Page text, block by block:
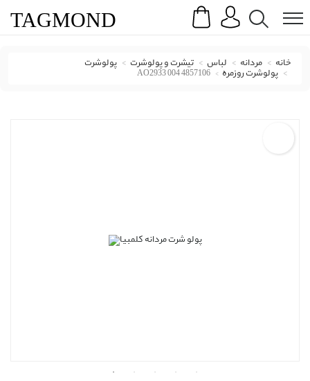
Search
TAGMOND
خانه مردانه لباس تیشرت و پولوشرت پولوشرت
پولوشرت روزمره AO2933 004 4857106